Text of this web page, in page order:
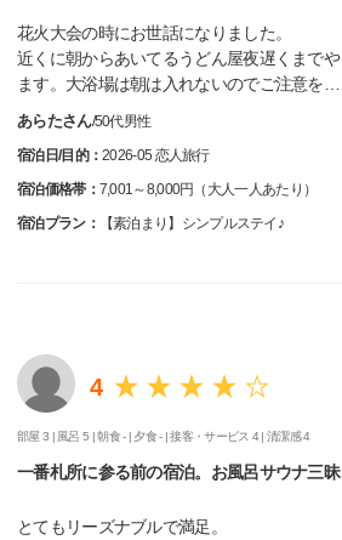
花火大会の時にお世話になりました。
近くに朝からあいてるうどん屋夜遅くまで
ます。大浴場は朝は入れないのでご注意を…
あらたさん/50代男性
宿泊日/目的：2026-05 恋人旅行
宿泊価格帯： 7,001～8,000円（大人一人あたり）
宿泊プラン：
【素泊まり】シンプルステイ♪
4
部屋 3 | 風呂 5 |朝食 - | 夕食 - |接客・サービス 4 |清潔感 4
一番札所に参る前の宿泊。お風呂サウナ三昧
とてもリーズナブルで満足。